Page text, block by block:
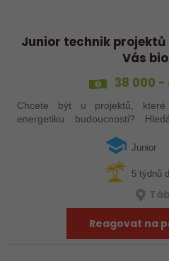
Junior technik projektů
Vás
38 000 -
Chcete být u projektů,
energetiku budoucnosti?
realizaci bioplynových stanic po
Junior
5 týdnů
Reagovat na